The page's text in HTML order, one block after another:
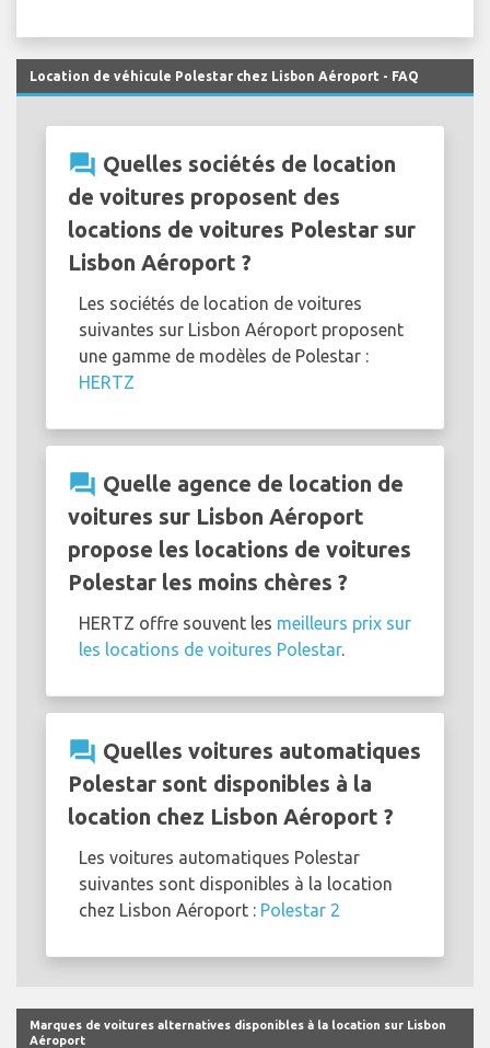
Location de véhicule Polestar chez Lisbon Aéroport - FAQ
question_answer Quelles sociétés de location
de voitures proposent des
locations de voitures Polestar sur
Lisbon Aéroport ?
Les sociétés de location de voitures
suivantes sur Lisbon Aéroport proposent
une gamme de modèles de Polestar :
HERTZ
question_answer Quelle agence de location de
voitures sur Lisbon Aéroport
propose les locations de voitures
Polestar les moins chères ?
HERTZ offre souvent les meilleurs prix sur
les locations de voitures Polestar.
question_answer Quelles voitures automatiques
Polestar sont disponibles à la
location chez Lisbon Aéroport ?
Les voitures automatiques Polestar
suivantes sont disponibles à la location
chez Lisbon Aéroport : Polestar 2
Marques de voitures alternatives disponibles à la location sur Lisbon
Aéroport